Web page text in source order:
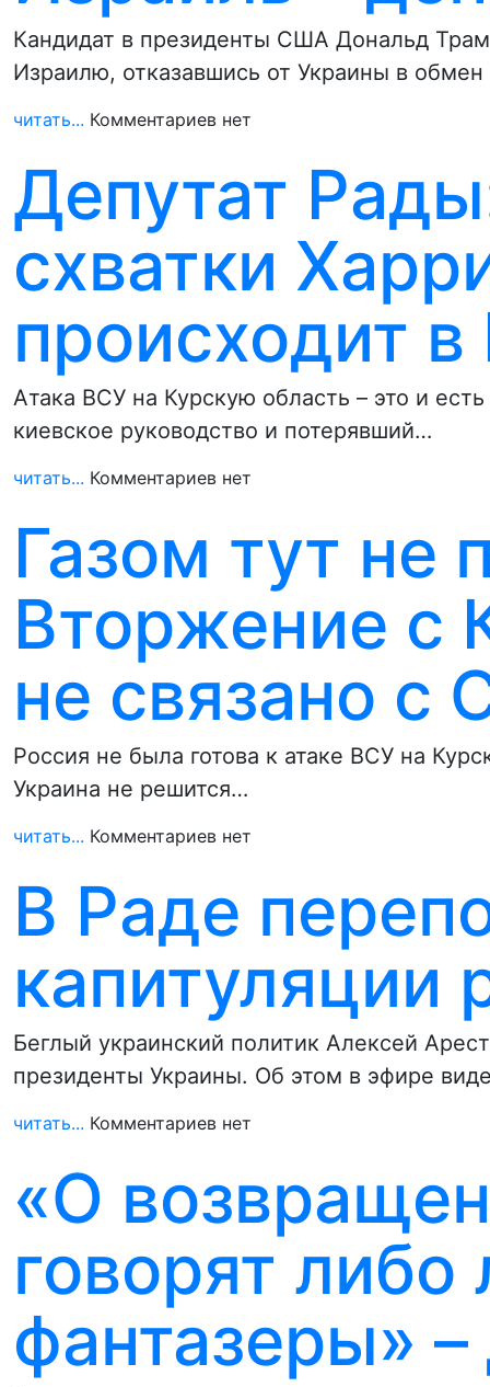
Кандидат в президенты США Дональд
Израилю, отказавшись от Украины в
читать... Комментариев нет
Депутат
схватки
происходит
Атака ВСУ на Курскую область – это и
киевское руководство и потерявший…
читать... Комментариев нет
Газом тут не
Вторжение с
не связано с
Россия не была готова к атаке ВСУ на
Украина не решится…
читать... Комментариев нет
В Раде
капитуляции
Беглый украинский политик Алексей
президенты Украины. Об этом в эфире
читать... Комментариев нет
«О
говорят
фантазеры»